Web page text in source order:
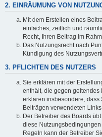
2. EINRÄUMUNG VON
Mit dem Erstellen eines
einfaches, zeitlich und
Recht, Ihren Beitrag im
Das Nutzungsrecht nach
Kündigung des
3. PFLICHTEN DES NUTZERS
Sie erklären mit der
enthält, die gegen geltendes
erklären insbesondere, dass
Beiträgen verwendeten
Der Betreiber des Boards
diese
Regeln kann der Betreiber